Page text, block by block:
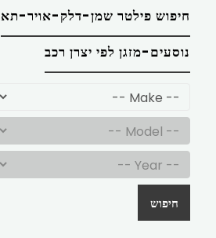
חיפוש פילטר שמן-דלק-אויר-תא
נוסעים-מזגן לפי יצרן רכב
חיפוש